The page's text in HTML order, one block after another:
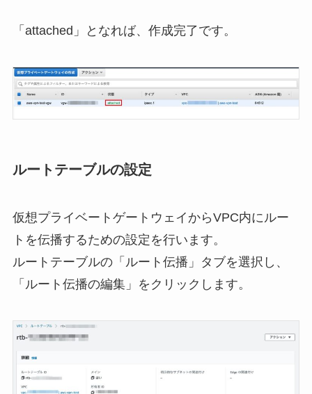
「attached」となれば、作成完了です。
ルートテーブルの設定
仮想プライベートゲートウェイからVPC内にルー
トを伝播するための設定を行います。
ルートテーブルの「ルート伝播」タブを選択し、
「ルート伝播の編集」をクリックします。